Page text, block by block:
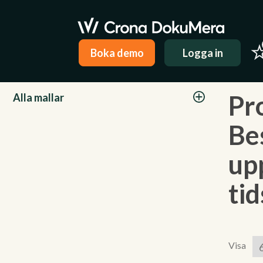
Boka demo Logga in
Alla mallar
Visa